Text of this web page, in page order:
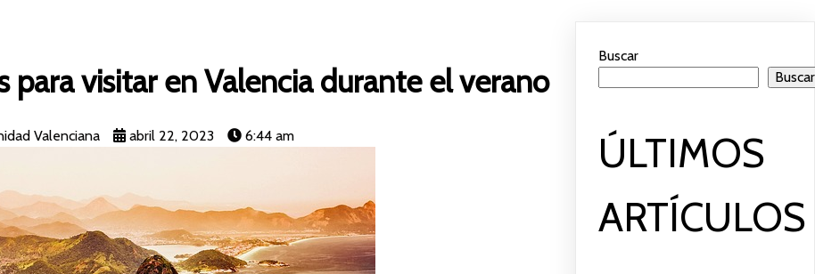
para visitar en Valencia durante el verano
Valenciana abril 22, 2023 6:44 am
Buscar
Buscar
ÚLTIMOS
ARTÍCULOS